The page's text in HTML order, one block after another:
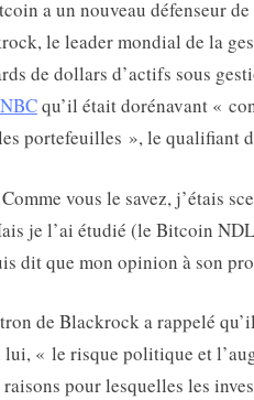
a un nouveau défenseur
le leader mondial de la
de dollars d’actifs sous
qu’il était dorénavant «
portefeuilles », le qualifiant
vous le savez, j’étais
je l’ai étudié (le Bitcoin
dit que mon opinion à son
de Blackrock a rappelé
lui, « le risque politique et
raisons pour lesquelles les